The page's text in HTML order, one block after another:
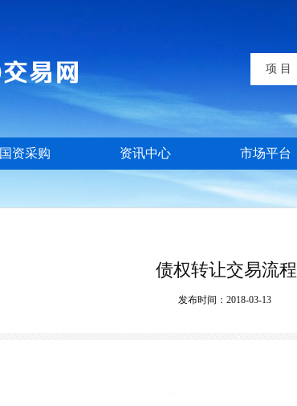
项 目
国资采购 资讯中心 市场平台
债权转让交易流程
发布时间： 2018-03-13